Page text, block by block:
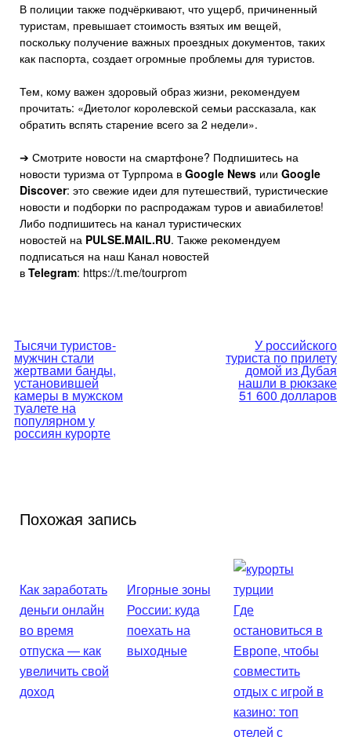
В полиции также подчёркивают, что ущерб, причиненный
туристам, превышает стоимость взятых им вещей,
поскольку получение важных проездных документов, таких
как паспорта, создает огромные проблемы для туристов.
Тем, кому важен здоровый образ жизни, рекомендуем
прочитать: «Диетолог королевской семьи рассказала, как
обратить вспять старение всего за 2 недели».
➔ Смотрите новости на смартфоне? Подпишитесь на
новости туризма от Турпрома в Google News или Google
Discover: это свежие идеи для путешествий, туристические
новости и подборки по распродажам туров и авиабилетов!
Либо подпишитесь на канал туристических
новостей на PULSE.MAIL.RU. Также рекомендуем
подписаться на наш Канал новостей
в Telegram: https://t.me/tourprom
Навигация
по
записям
Тысячи туристов-
мужчин стали
жертвами банды,
установившей
камеры в мужском
туалете на
популярном у
россиян курорте
У российского
туриста по прилету
домой из Дубая
нашли в рюкзаке
51 600 долларов
Похожая запись
Как заработать
деньги онлайн
во время
отпуска — как
увеличить свой
доход
Игорные зоны
России: куда
поехать на
выходные
Где
остановиться в
Европе, чтобы
совместить
отдых с игрой в
казино: топ
отелей с